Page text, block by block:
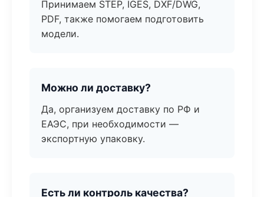
Принимаем STEP, IGES, DXF/DWG,
PDF, также помогаем подготовить
модели.
Можно ли доставку?
Да, организуем доставку по РФ и
ЕАЭС, при необходимости —
экспортную упаковку.
Есть ли контроль качества?